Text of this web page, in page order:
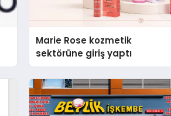
Marie Rose kozmetik
sektörüne giriş yaptı